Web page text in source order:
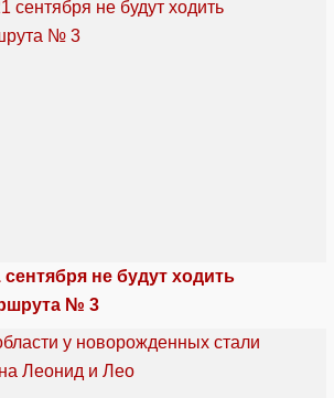
не будут ходить
№ 3